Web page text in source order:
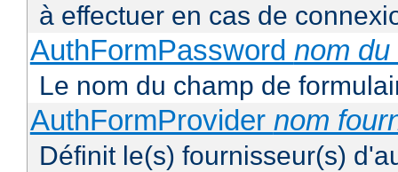
à effectuer en cas de
AuthFormPassword nom
Le nom du champ de
AuthFormProvider nom
Définit le(s) fournisseur(s)